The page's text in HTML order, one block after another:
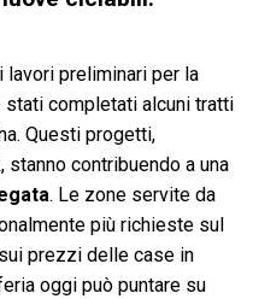
preliminari per la
stati completati alcuni tratti
Questi progetti,
stanno contribuendo a una
. Le zone servite da
più richieste sul
prezzi delle case in
oggi può puntare su